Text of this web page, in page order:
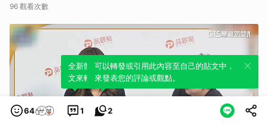
96 觀看次數
64 1
全新體驗！一鍵引用此內容，透過發布貼
文來輕鬆表達個人立場。
2
可以轉發或引用此內容至自己的貼文中，
來發表您的評論或觀點。